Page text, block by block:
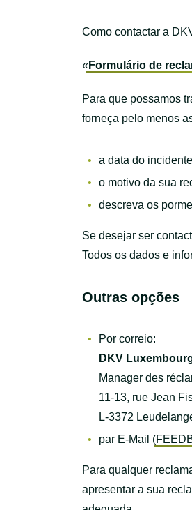
Como contactar a
«Formulário de
Para que possamos
forneça pelo menos
a data do
o motivo da sua
descreva os
Se desejar ser
Todos os dados e
Outras opções
Por correio:
DKV
Manager des
11-13, rue Jean
L-3372
par E-Mail (
Para qualquer
apresentar a sua